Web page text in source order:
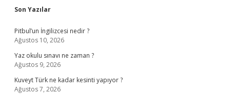
Sidebar
Son Yazılar
Pitbul’un İngilizcesi nedir ?
Ağustos 10, 2026
Yaz okulu sınavı ne zaman ?
Ağustos 9, 2026
Kuveyt Türk ne kadar kesinti yapıyor ?
Ağustos 7, 2026